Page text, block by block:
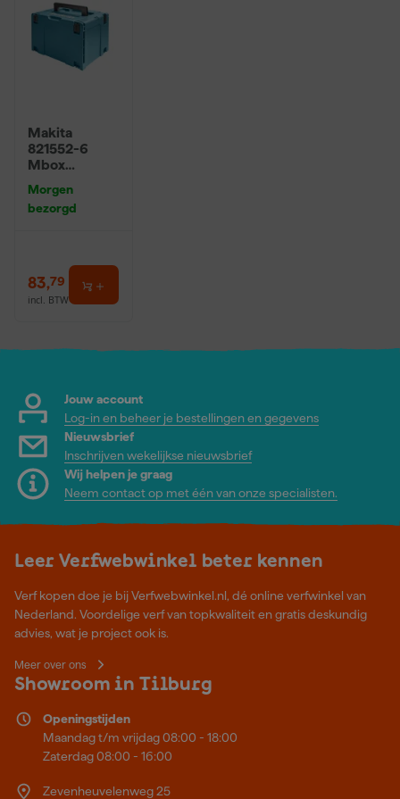
Makita
821552-6
Mbox
nummer 4 -
320mm hoog
Morgen
bezorgd
83,79
incl. BTW
Jouw account
Log-in en beheer je bestellingen en gegevens
Nieuwsbrief
Inschrijven wekelijkse nieuwsbrief
Wij helpen je graag
Neem contact op met één van onze specialisten.
Leer Verfwebwinkel beter kennen
Verf kopen doe je bij Verfwebwinkel.nl, dé online verfwinkel van
Nederland. Voordelige verf van topkwaliteit en gratis deskundig
advies, wat je project ook is.
Meer over ons
Showroom in Tilburg
Openingstijden
Maandag t/m vrijdag 08:00 - 18:00
Zaterdag 08:00 - 16:00
Zevenheuvelenweg 25